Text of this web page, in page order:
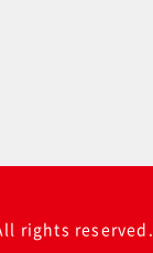
rights reserved.